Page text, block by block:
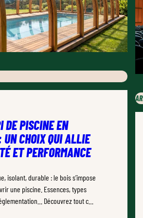
DE PISCINE EN
UN CHOIX QUI ALLIE
ET PERFORMANCE
isolant, durable : le bois s’impose
une piscine. Essences, types
Découvrez tout ce